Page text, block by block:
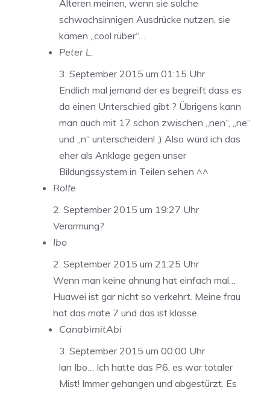
Älteren meinen, wenn sie solche
schwachsinnigen Ausdrücke nutzen, sie
kämen „cool rüber“…
Peter L.
3. September 2015 um 01:15 Uhr
Endlich mal jemand der es begreift dass es
da einen Unterschied gibt ? Übrigens kann
man auch mit 17 schon zwischen „nen“, „ne“
und „n“ unterscheiden! ;) Also würd ich das
eher als Anklage gegen unser
Bildungssystem in Teilen sehen ^^
Rolfe
2. September 2015 um 19:27 Uhr
Verarmung?
Ibo
2. September 2015 um 21:25 Uhr
Wenn man keine ahnung hat einfach mal…
Huawei ist gar nicht so verkehrt. Meine frau
hat das mate 7 und das ist klasse.
CanabimitAbi
3. September 2015 um 00:00 Uhr
lan Ibo… Ich hatte das P6, es war totaler
Mist! Immer gehangen und abgestürzt. Es